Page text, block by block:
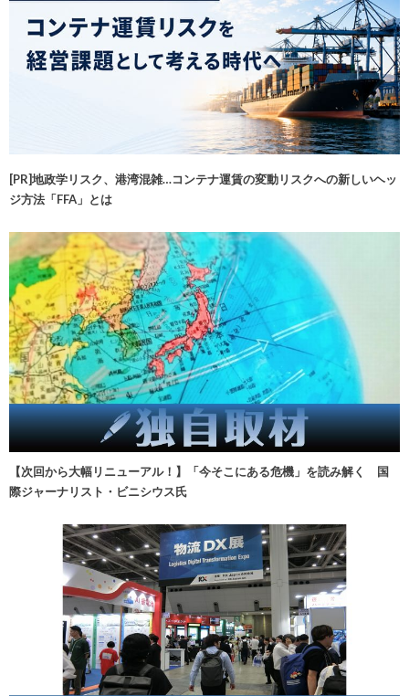
[PR]地政学リスク、港湾混雑…コンテナ運賃の変動リスクへの新しいヘッ
ジ方法「FFA」とは
【次回から大幅リニューアル！】「今そこにある危機」を読み解く 国
際ジャーナリスト・ビニシウス氏